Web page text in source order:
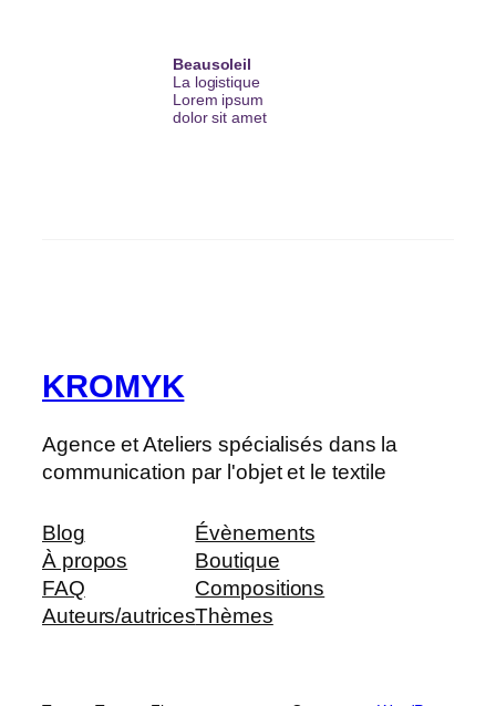
Beausoleil
La logistique
Lorem ipsum
dolor sit amet
KROMYK
Agence et Ateliers spécialisés dans la
communication par l'objet et le textile
Blog
À propos
FAQ
Auteurs/autrices
Évènements
Boutique
Compositions
Thèmes